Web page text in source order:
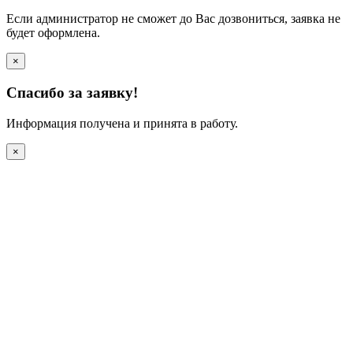
Если администратор не сможет до Вас дозвониться, заявка не
будет оформлена.
×
Спасибо за заявку!
Информация получена и принята в работу.
×